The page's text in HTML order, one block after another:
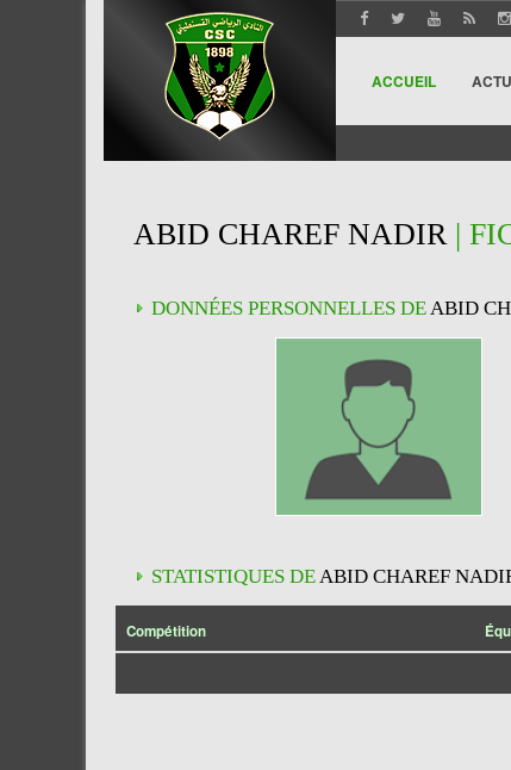
ACCUEIL
ABID CHAREF NADIR|
DONNÉES PERSONNELLES DEABID
STATISTIQUES DEABID CHAREF
Compétition